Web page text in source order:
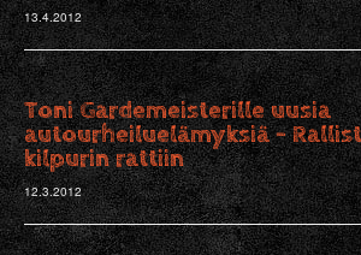
13.4.2012
Toni Gardemeisterille uusia
autourheiluelämyksiä -
kilpurin rattiin
12.3.2012